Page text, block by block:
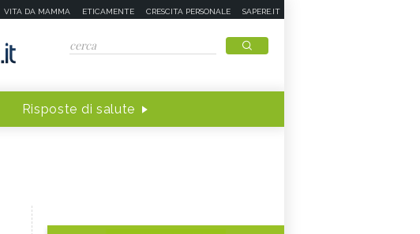
VITA DA MAMMA ETICAMENTE CRESCITA PERSONALE SAPERE.IT
Risposte di salute